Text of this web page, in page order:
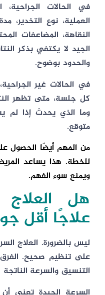
في الحالات
العملية، نوع التخدير،
النقاهة، المضاعفات
الجيد لا يكتفي بذكر
والحدود بوضوح.
في الحالات غير
كل جلسة، متى تظهر
وما الذي يحدث إذا لم
متوقع.
من المهم أيضًا
للخطة. هذا يساعد
ويمنع سوء الفهم.
هل
علاجًا أقل
ليس بالضرورة. العلاج
على تنظيم صحيح. الفرق
التنسيق والسرعة